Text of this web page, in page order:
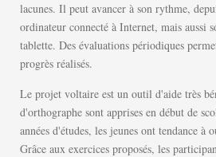
lacunes. Il peut avancer à son rythme,
ordinateur connecté à Internet, mais aussi
tablette. Des évaluations périodiques
progrès réalisés.
Le projet voltaire est un outil d'aide très
d'orthographe sont apprises en début de
années d'études, les jeunes ont tendance à
Grâce aux exercices proposés, les